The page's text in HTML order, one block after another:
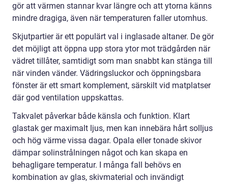
gör att värmen stannar kvar längre och att ytorna känns
mindre dragiga, även när temperaturen faller utomhus.
Skjutpartier är ett populärt val i inglasade altaner. De gör
det möjligt att öppna upp stora ytor mot trädgården när
vädret tillåter, samtidigt som man snabbt kan stänga till
när vinden vänder. Vädringsluckor och öppningsbara
fönster är ett smart komplement, särskilt vid matplatser
där god ventilation uppskattas.
Takvalet påverkar både känsla och funktion. Klart
glastak ger maximalt ljus, men kan innebära hårt solljus
och hög värme vissa dagar. Opala eller tonade skivor
dämpar solinstrålningen något och kan skapa en
behagligare temperatur. I många fall behövs en
kombination av glas, skivmaterial och invändigt